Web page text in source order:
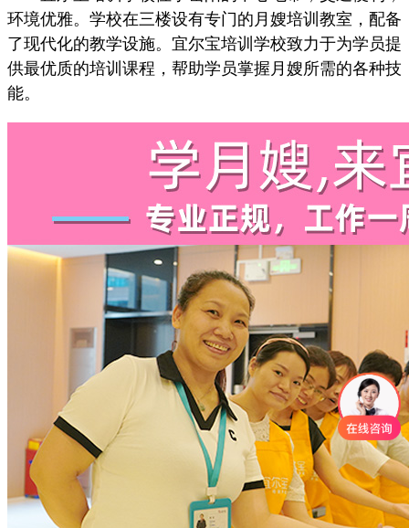
环境优雅。学校在三楼设有专门的月嫂培训教室，配备
了现代化的教学设施。宜尔宝培训学校致力于为学员提
供最优质的培训课程，帮助学员掌握月嫂所需的各种技
能。